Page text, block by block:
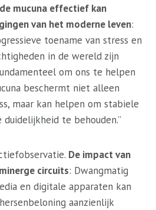
mucuna effectief kan
van het moderne leven:
toename van stress en
in de wereld zijn
om ons te helpen
beschermt niet alleen
maar kan helpen om stabiele
te behouden.”
De impact van
circuits: Dwangmatig
en digitale apparaten kan
aanzienlijk